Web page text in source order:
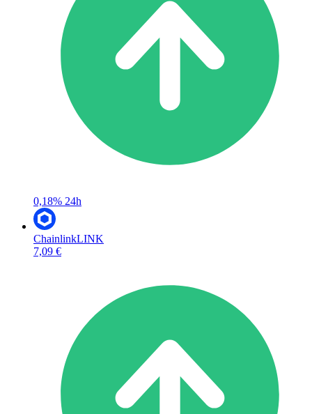
0,18% 24h
ChainlinkLINK
7,09 €